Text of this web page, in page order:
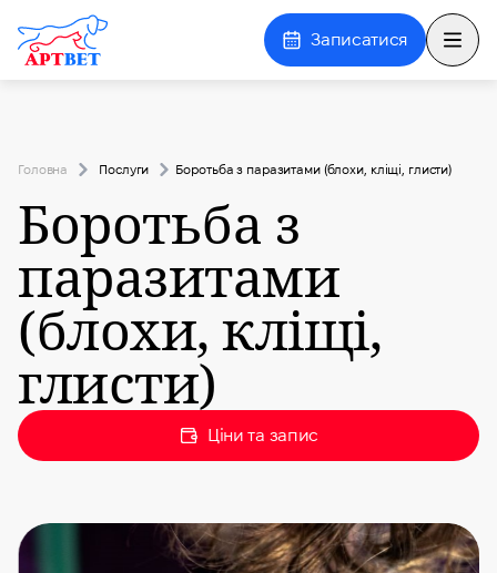
Записатися
Головна Послуги Боротьба з паразитами (блохи, кліщі, глисти)
Боротьба з
паразитами
(блохи, кліщі,
глисти)
Ціни та запис